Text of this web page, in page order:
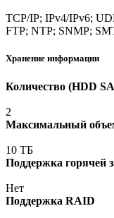
TCP/IP; IPv4/IPv6;
FTP; NTP; SNMP;
Хранение информации
Количество (HDD
2
Максимальный
10 ТБ
Поддержка горячей
Нет
Поддержка RAID